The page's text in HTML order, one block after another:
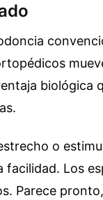
biológica
o
facilidad. Los
Parece